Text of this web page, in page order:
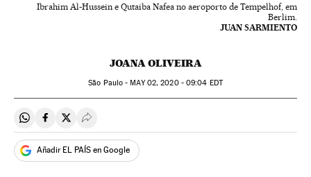
Ibrahim Al-Hussein e Qutaiba Nafea no aeroporto de Tempelhof, em
Berlim.
JUAN SARMIENTO
JOANA OLIVEIRA
São Paulo -MAY02, 2020 - 09:04 EDT
Compartir en Whatsapp
Compartir en Facebook
Compartir en Twitter
Desplegar Redes Sociales
Añadir EL PAÍS en Google